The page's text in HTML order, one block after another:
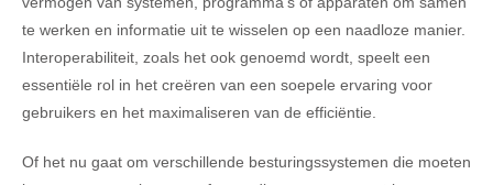
te werken en informatie uit te wisselen op een naadloze manier.
Interoperabiliteit, zoals het ook genoemd wordt, speelt een
essentiële rol in het creëren van een soepele ervaring voor
gebruikers en het maximaliseren van de efficiëntie.
Of het nu gaat om verschillende besturingssystemen die moeten